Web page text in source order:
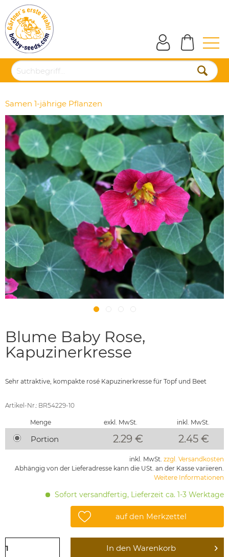
Samen 1-jährige Pflanzen
Blume Baby Rose,
Kapuzinerkresse
Sehr attraktive, kompakte rosé Kapuzinerkresse für Topf und Beet
Artikel-Nr.: BR54229-10
Menge exkl. MwSt. inkl. MwSt.
Portion 2.29 € 2.45 €
inkl. MwSt. zzgl. Versandkosten
Abhängig von der Lieferadresse kann die USt. an der Kasse variieren.
Weitere Informationen
Sofort versandfertig, Lieferzeit ca. 1-3 Werktage
auf den Merkzettel
In den Warenkorb